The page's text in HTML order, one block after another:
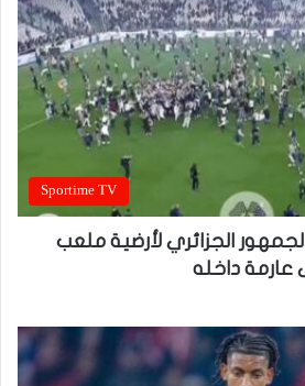
Sportime TV
الجزائري لأرضية ملعب
عارمة داخله